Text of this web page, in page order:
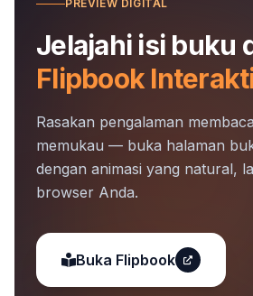
PREVIEW DIGITAL
Jelajahi isi buku
Flipbook
Rasakan pengalaman
memukau — buka halaman
dengan animasi yang natural,
browser Anda.
Buka Flipbook